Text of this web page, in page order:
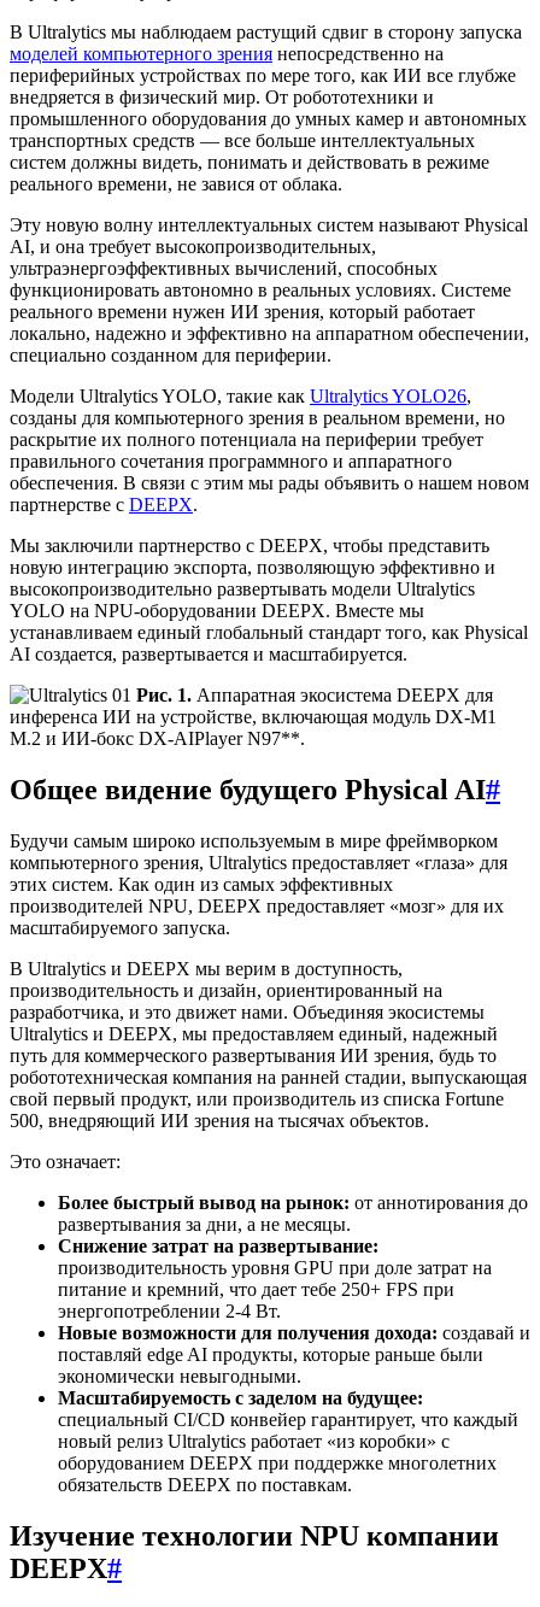
В Ultralytics мы наблюдаем растущий сдвиг в сторону запуска
моделей компьютерного зрения непосредственно на
периферийных устройствах по мере того, как ИИ все глубже
внедряется в физический мир. От робототехники и
промышленного оборудования до умных камер и автономных
транспортных средств — все больше интеллектуальных
систем должны видеть, понимать и действовать в режиме
реального времени, не завися от облака.
Эту новую волну интеллектуальных систем называют Physical
AI, и она требует высокопроизводительных,
ультраэнергоэффективных вычислений, способных
функционировать автономно в реальных условиях. Системе
реального времени нужен ИИ зрения, который работает
локально, надежно и эффективно на аппаратном обеспечении,
специально созданном для периферии.
Модели Ultralytics YOLO, такие как Ultralytics YOLO26,
созданы для компьютерного зрения в реальном времени, но
раскрытие их полного потенциала на периферии требует
правильного сочетания программного и аппаратного
обеспечения. В связи с этим мы рады объявить о нашем новом
партнерстве с DEEPX.
Мы заключили партнерство с DEEPX, чтобы представить
новую интеграцию экспорта, позволяющую эффективно и
высокопроизводительно развертывать модели Ultralytics
YOLO на NPU-оборудовании DEEPX. Вместе мы
устанавливаем единый глобальный стандарт того, как Physical
AI создается, развертывается и масштабируется.
Рис. 1. Аппаратная экосистема DEEPX для
инференса ИИ на устройстве, включающая модуль DX-M1
M.2 и ИИ-бокс DX-AIPlayer N97**.
Общее видение будущего Physical AI#
Будучи самым широко используемым в мире фреймворком
компьютерного зрения, Ultralytics предоставляет «глаза» для
этих систем. Как один из самых эффективных
производителей NPU, DEEPX предоставляет «мозг» для их
масштабируемого запуска.
В Ultralytics и DEEPX мы верим в доступность,
производительность и дизайн, ориентированный на
разработчика, и это движет нами. Объединяя экосистемы
Ultralytics и DEEPX, мы предоставляем единый, надежный
путь для коммерческого развертывания ИИ зрения, будь то
робототехническая компания на ранней стадии, выпускающая
свой первый продукт, или производитель из списка Fortune
500, внедряющий ИИ зрения на тысячах объектов.
Это означает:
Более быстрый вывод на рынок: от аннотирования до
развертывания за дни, а не месяцы.
Снижение затрат на развертывание:
производительность уровня GPU при доле затрат на
питание и кремний, что дает тебе 250+ FPS при
энергопотреблении 2-4 Вт.
Новые возможности для получения дохода: создавай и
поставляй edge AI продукты, которые раньше были
экономически невыгодными.
Масштабируемость с заделом на будущее:
специальный CI/CD конвейер гарантирует, что каждый
новый релиз Ultralytics работает «из коробки» с
оборудованием DEEPX при поддержке многолетних
обязательств DEEPX по поставкам.
Изучение технологии NPU компании
DEEPX#